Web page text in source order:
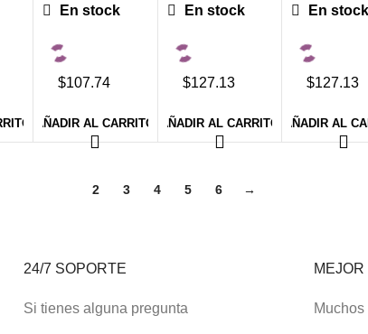
En stock
$107.74
AÑADIR AL CARRITO
En stock
$127.13
AÑADIR AL CARRITO
En stock
$127.13
AÑADIR AL
2 3 4 5 6 →
24/7 SOPORTE
Si tienes alguna pregunta